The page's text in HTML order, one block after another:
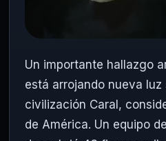
Un importante hallazgo
está arrojando nueva
civilización Caral,
de América. Un equipo